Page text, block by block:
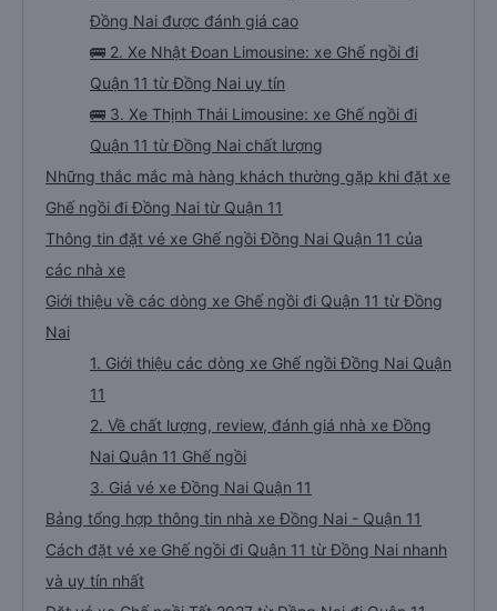
Đồng Nai được đánh giá cao
🚌 2. Xe Nhật Đoan Limousine: xe Ghế ngồi đi
Quận 11 từ Đồng Nai uy tín
🚌 3. Xe Thịnh Thái Limousine: xe Ghế ngồi đi
Quận 11 từ Đồng Nai chất lượng
Những thắc mắc mà hàng khách thường gặp khi đặt xe
Ghế ngồi đi Đồng Nai từ Quận 11
Thông tin đặt vé xe Ghế ngồi Đồng Nai Quận 11 của
các nhà xe
Giới thiệu về các dòng xe Ghế ngồi đi Quận 11 từ Đồng
Nai
1. Giới thiệu các dòng xe Ghế ngồi Đồng Nai Quận
11
2. Về chất lượng, review, đánh giá nhà xe Đồng
Nai Quận 11 Ghế ngồi
3. Giá vé xe Đồng Nai Quận 11
Bảng tổng hợp thông tin nhà xe Đồng Nai - Quận 11
Cách đặt vé xe Ghế ngồi đi Quận 11 từ Đồng Nai nhanh
và uy tín nhất